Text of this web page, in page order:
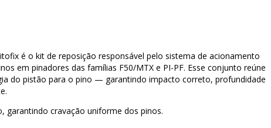
é o kit de reposição responsável pelo sistema de acionamento
em pinadores das famílias F50/MTX e PI-PF. Esse conjunto reúne
do pistão para o pino — garantindo impacto correto, profundidade
garantindo cravação uniforme dos pinos.